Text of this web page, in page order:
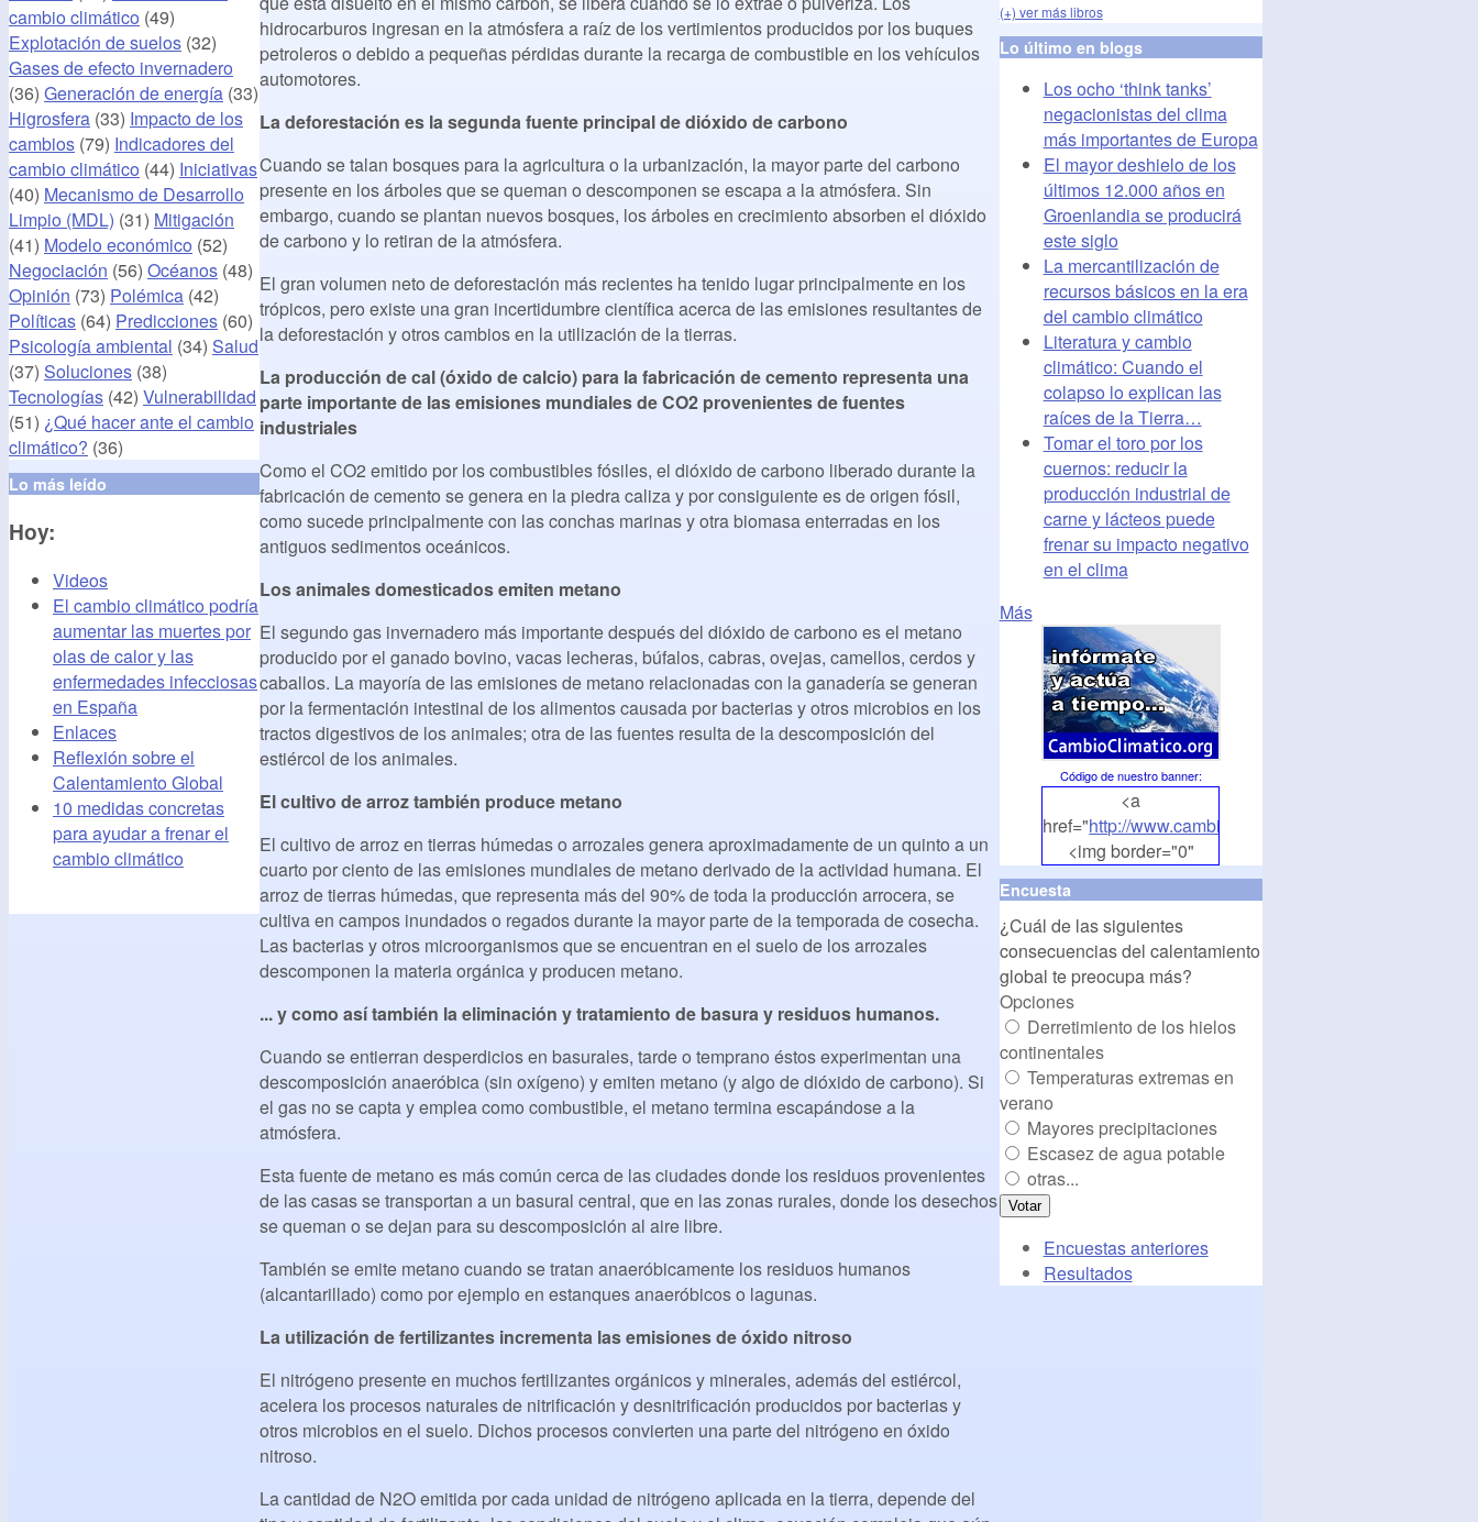
hidrocarburos ingresan en la atmósfera a raíz de los vertimientos producidos por los buques
petroleros o debido a pequeñas pérdidas durante la recarga de combustible en los vehículos
automotores.
La deforestación es la segunda fuente principal de dióxido de carbono
Cuando se talan bosques para la agricultura o la urbanización, la mayor parte del carbono
presente en los árboles que se queman o descomponen se escapa a la atmósfera. Sin
embargo, cuando se plantan nuevos bosques, los árboles en crecimiento absorben el dióxido
de carbono y lo retiran de la atmósfera.
El gran volumen neto de deforestación más recientes ha tenido lugar principalmente en los
trópicos, pero existe una gran incertidumbre científica acerca de las emisiones resultantes de
la deforestación y otros cambios en la utilización de la tierras.
La producción de cal (óxido de calcio) para la fabricación de cemento representa una
parte importante de las emisiones mundiales de CO2 provenientes de fuentes
industriales
Como el CO2 emitido por los combustibles fósiles, el dióxido de carbono liberado durante la
fabricación de cemento se genera en la piedra caliza y por consiguiente es de origen fósil,
como sucede principalmente con las conchas marinas y otra biomasa enterradas en los
antiguos sedimentos oceánicos.
Los animales domesticados emiten metano
El segundo gas invernadero más importante después del dióxido de carbono es el metano
producido por el ganado bovino, vacas lecheras, búfalos, cabras, ovejas, camellos, cerdos y
caballos. La mayoría de las emisiones de metano relacionadas con la ganadería se generan
por la fermentación intestinal de los alimentos causada por bacterias y otros microbios en los
tractos digestivos de los animales; otra de las fuentes resulta de la descomposición del
estiércol de los animales.
El cultivo de arroz también produce metano
El cultivo de arroz en tierras húmedas o arrozales genera aproximadamente de un quinto a un
cuarto por ciento de las emisiones mundiales de metano derivado de la actividad humana. El
arroz de tierras húmedas, que representa más del 90% de toda la producción arrocera, se
cultiva en campos inundados o regados durante la mayor parte de la temporada de cosecha.
Las bacterias y otros microorganismos que se encuentran en el suelo de los arrozales
descomponen la materia orgánica y producen metano.
... y como así también la eliminación y tratamiento de basura y residuos humanos.
Cuando se entierran desperdicios en basurales, tarde o temprano éstos experimentan una
descomposición anaeróbica (sin oxígeno) y emiten metano (y algo de dióxido de carbono). Si
el gas no se capta y emplea como combustible, el metano termina escapándose a la
atmósfera.
Esta fuente de metano es más común cerca de las ciudades donde los residuos provenientes
de las casas se transportan a un basural central, que en las zonas rurales, donde los desechos
se queman o se dejan para su descomposición al aire libre.
También se emite metano cuando se tratan anaeróbicamente los residuos humanos
(alcantarillado) como por ejemplo en estanques anaeróbicos o lagunas.
La utilización de fertilizantes incrementa las emisiones de óxido nitroso
El nitrógeno presente en muchos fertilizantes orgánicos y minerales, además del estiércol,
acelera los procesos naturales de nitrificación y desnitrificación producidos por bacterias y
otros microbios en el suelo. Dichos procesos convierten una parte del nitrógeno en óxido
nitroso.
La cantidad de N2O emitida por cada unidad de nitrógeno aplicada en la tierra, depende del
cambio climático (49)
Explotación de suelos (32)
Gases de efecto invernadero
(36) Generación de energía (33)
Higrosfera (33) Impacto de los
cambios (79) Indicadores del
cambio climático (44) Iniciativas
(40) Mecanismo de Desarrollo
Limpio (MDL) (31) Mitigación
(41) Modelo económico (52)
Negociación (56) Océanos (48)
Opinión (73) Polémica (42)
Políticas (64) Predicciones (60)
Psicología ambiental (34) Salud
(37) Soluciones (38)
Tecnologías (42) Vulnerabilidad
(51) ¿Qué hacer ante el cambio
climático? (36)
Lo más leído
Hoy:
Videos
El cambio climático podría
aumentar las muertes por
olas de calor y las
enfermedades infecciosas
en España
Enlaces
Reflexión sobre el
Calentamiento Global
10 medidas concretas
para ayudar a frenar el
cambio climático
(+) ver más libros
Lo último en blogs
Los ocho ‘think tanks’
negacionistas del clima
más importantes de Europa
El mayor deshielo de los
últimos 12.000 años en
Groenlandia se producirá
este siglo
La mercantilización de
recursos básicos en la era
del cambio climático
Literatura y cambio
climático: Cuando el
colapso lo explican las
raíces de la Tierra…
Tomar el toro por los
cuernos: reducir la
producción industrial de
carne y lácteos puede
frenar su impacto negativo
en el clima
Más
Código de nuestro banner:
<a
href="http://www.cambioclimatico.org
<img border="0"
align="middle"
src="http://www.cambioclimatico.org/banners/
alt="CambioClimatico.org"
/></a>
Encuesta
¿Cuál de las siguientes
consecuencias del calentamiento
global te preocupa más?
Opciones
Derretimiento de los hielos
continentales
Temperaturas extremas en
verano
Mayores precipitaciones
Escasez de agua potable
otras...
Encuestas anteriores
Resultados